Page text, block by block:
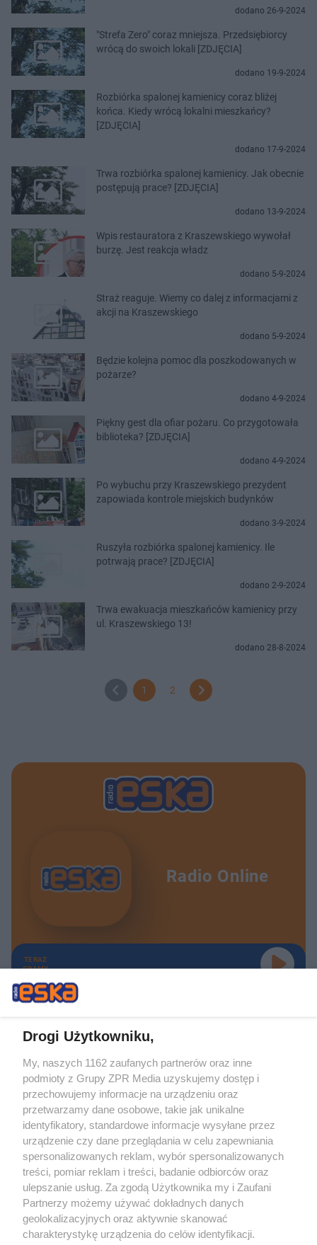
dodano 26-9-2024
"Strefa Zero" coraz mniejsza. Przedsiębiorcy
wrócą do swoich lokali [ZDJĘCIA]
dodano 19-9-2024
Rozbiórka spalonej kamienicy coraz bliżej
końca. Kiedy wrócą lokalni mieszkańcy?
[ZDJĘCIA]
dodano 17-9-2024
Trwa rozbiórka spalonej kamienicy. Jak obecnie
postępują prace? [ZDJĘCIA]
dodano 13-9-2024
Wpis restauratora z Kraszewskiego wywołał
burzę. Jest reakcja władz
dodano 5-9-2024
Straż reaguje. Wiemy co dalej z informacjami z
akcji na Kraszewskiego
dodano 5-9-2024
Będzie kolejna pomoc dla poszkodowanych w
pożarze?
dodano 4-9-2024
Piękny gest dla ofiar pożaru. Co przygotowała
biblioteka? [ZDJĘCIA]
dodano 4-9-2024
Po wybuchu przy Kraszewskiego prezydent
zapowiada kontrole miejskich budynków
dodano 3-9-2024
Ruszyła rozbiórka spalonej kamienicy. Ile
potrwają prace? [ZDJĘCIA]
dodano 2-9-2024
Trwa ewakuacja mieszkańców kamienicy przy
ul. Kraszewskiego 13!
dodano 28-8-2024
1 2
Radio Online
TERAZ
GRAMY
Żaden utwór zamieszczony w serwisie nie może być powielany i
rozpowszechniany lub dalej rozpowszechniany w jakikolwiek sposób (w
tym także elektroniczny lub mechaniczny) na jakimkolwiek polu
eksploatacji w jakiejkolwiek formie, włącznie z umieszczaniem w Internecie
bez pisemnej zgody właściciela praw. Jakiekolwiek użycie lub
wykorzystanie utworów w całości lub w części z naruszeniem prawa, tzn.
bez właściwej zgody, jest zabronione pod groźbą kary i może być ścigane
prawnie.
Drogi Użytkowniku,
My, naszych 1162 zaufanych partnerów oraz inne
podmioty z Grupy ZPR Media uzyskujemy dostęp i
przechowujemy informacje na urządzeniu oraz
przetwarzamy dane osobowe, takie jak unikalne
identyfikatory, standardowe informacje wysyłane przez
urządzenie czy dane przeglądania w celu zapewniania
spersonalizowanych reklam, wybór spersonalizowanych
treści, pomiar reklam i treści, badanie odbiorców oraz
ulepszanie usług. Za zgodą Użytkownika my i Zaufani
Partnerzy możemy używać dokładnych danych
geolokalizacyjnych oraz aktywnie skanować
charakterystykę urządzenia do celów identyfikacji.